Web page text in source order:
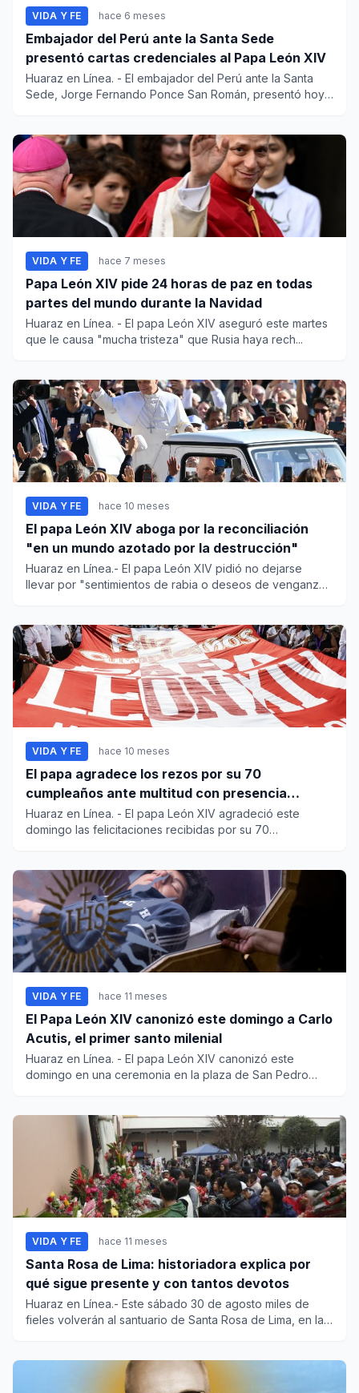
VIDA Y FE hace 6 meses
Embajador del Perú ante la Santa Sede
presentó cartas credenciales al Papa León XIV
Huaraz en Línea. - El embajador del Perú ante la Santa
Sede, Jorge Fernando Ponce San Román, presentó hoy
VIDA Y FE hace 7 meses
Papa León XIV pide 24 horas de paz en todas
partes del mundo durante la Navidad
Huaraz en Línea. - El papa León XIV aseguró este martes
que le causa "mucha tristeza" que Rusia haya rech...
VIDA Y FE hace 10 meses
El papa León XIV aboga por la reconciliación
"en un mundo azotado por la destrucción"
Huaraz en Línea.- El papa León XIV pidió no dejarse
llevar por "sentimientos de rabia o deseos de venganza"
VIDA Y FE hace 10 meses
El papa agradece los rezos por su 70
cumpleaños ante multitud con presencia
peruana
Huaraz en Línea. - El papa León XIV agradeció este
domingo las felicitaciones recibidas por su 70
VIDA Y FE hace 11 meses
El Papa León XIV canonizó este domingo a Carlo
Acutis, el primer santo milenial
Huaraz en Línea. - El papa León XIV canonizó este
domingo en una ceremonia en la plaza de San Pedro
VIDA Y FE hace 11 meses
Santa Rosa de Lima: historiadora explica por
qué sigue presente y con tantos devotos
Huaraz en Línea.- Este sábado 30 de agosto miles de
fieles volverán al santuario de Santa Rosa de Lima, en la